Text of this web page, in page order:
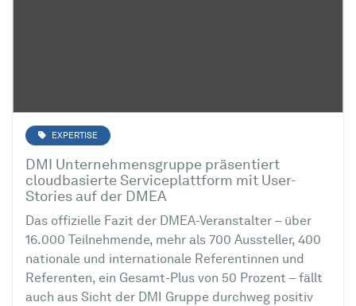
EXPERTISE
DMI Unternehmensgruppe präsentiert
cloudbasierte Serviceplattform mit User-
Stories auf der DMEA
Das offizielle Fazit der DMEA-Veranstalter – über
16.000 Teilnehmende, mehr als 700 Aussteller, 400
nationale und internationale Referentinnen und
Referenten, ein Gesamt-Plus von 50 Prozent – fällt
auch aus Sicht der DMI Gruppe durchweg positiv